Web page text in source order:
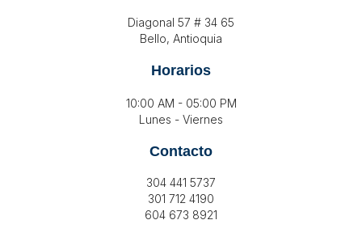
Diagonal 57 # 34 65
Bello, Antioquia
Horarios
10:00 AM - 05:00 PM
Lunes - Viernes
Contacto
304 441 5737
301 712 4190
604 673 8921